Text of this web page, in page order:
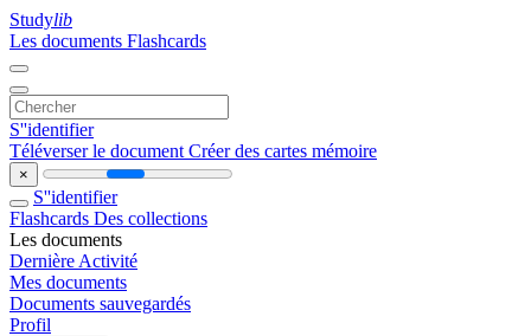
Studylib
Les documents Flashcards
S''identifier
Téléverser le document Créer des cartes mémoire
×
S''identifier
Flashcards Des collections
Les documents
Dernière Activité
Mes documents
Documents sauvegardés
Profil